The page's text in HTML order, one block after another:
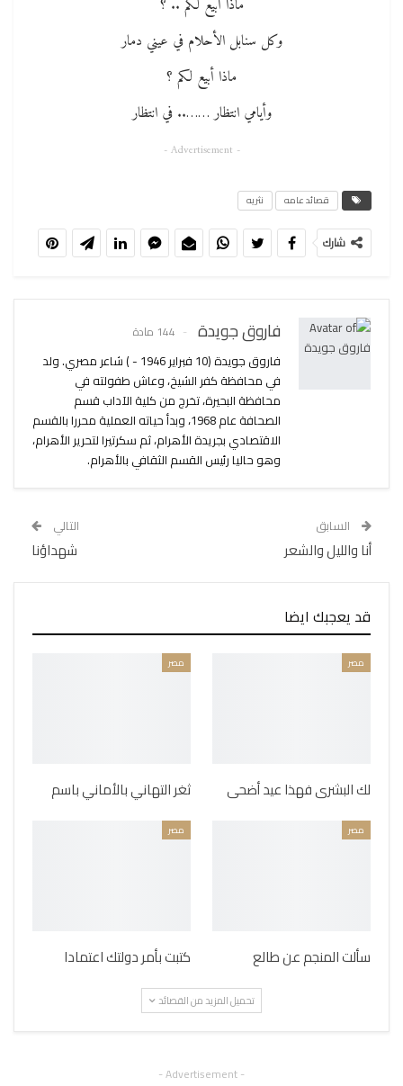
ماذا أبيع لكم .. ؟
وكل سنابل الأحلام في عيني دمار
ماذا أبيع لكم ؟
وأيامي انتظار …….. في انتظار
- Advertisement -
قصائد عامه نثريه
شارك
فاروق جويدة 144 مادة
فاروق جويدة (10 فبراير 1946 - ) شاعر مصري. ولد
في محافظة كفر الشيخ، وعاش طفولته في
محافظة البحيرة، تخرج من كلية الآداب قسم
الصحافة عام 1968، وبدأ حياته العملية محررا بالقسم
الاقتصادي بجريدة الأهرام، ثم سكرتيرا لتحرير الأهرام،
وهو حاليا رئيس القسم الثقافي بالأهرام.
السابق
أنا والليل والشعر
التالي
شهداؤنا
قد يعجبك ايضا
مصر
لك البشرى فهذا عيد أضحى
مصر
ثغر التهاني بالأماني باسم
مصر
سألت المنجم عن طالع
مصر
كتبت بأمر دولتك اعتمادا
تحميل المزيد من القصائد
- Advertisement -